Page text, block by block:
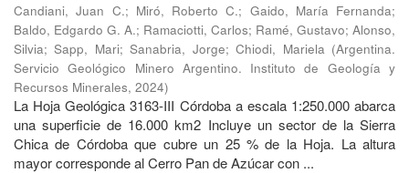
Candiani, Juan C.; Miró, Roberto C.; Gaido, María Fernanda;
Baldo, Edgardo G. A.; Ramaciotti, Carlos; Ramé, Gustavo; Alonso,
Silvia;Sapp, Mari;Sanabria, Jorge;Chiodi, Mariela (Argentina.
Servicio Geológico Minero Argentino. Instituto de Geología y
Recursos Minerales, 2024)
La Hoja Geológica 3163-III Córdoba a escala 1:250.000 abarca
una superficie de 16.000 km2 Incluye un sector de la Sierra
Chica de Córdoba que cubre un 25 % de la Hoja. La altura
mayor corresponde al Cerro Pan de Azúcar con ...